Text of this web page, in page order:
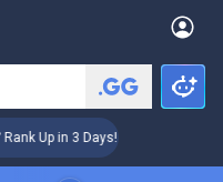
Rank Up in 3 Days! Challenger